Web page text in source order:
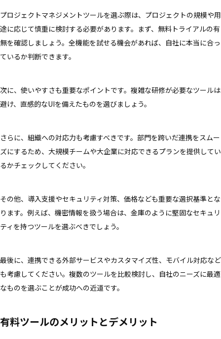
プロジェクトマネジメントツールを選ぶ際は、プロジェクトの規模や用
途に応じて慎重に検討する必要があります。まず、無料トライアルの有
無を確認しましょう。全機能を試せる機会があれば、自社に本当に合っ
ているか判断できます。
次に、使いやすさも重要なポイントです。複雑な研修が必要なツールは
避け、直感的なUIを備えたものを選びましょう。
さらに、組織への対応力も考慮すべきです。部門を跨いだ連携をスムー
ズにするため、大規模チームや大企業に対応できるプランを提供してい
るかチェックしてください。
その他、導入支援やセキュリティ対策、価格なども重要な選択基準とな
ります。例えば、機密情報を扱う場合は、金庫のように堅固なセキュリ
ティを持つツールを選ぶべきでしょう。
最後に、連携できる外部サービスやカスタマイズ性、モバイル対応など
も考慮してください。複数のツールを比較検討し、自社のニーズに最適
なものを選ぶことが成功への近道です。
有料ツールのメリットとデメリット